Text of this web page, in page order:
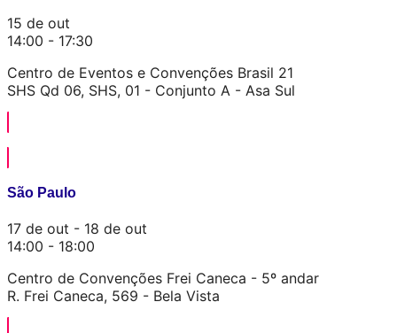
15 de out
14:00 - 17:30
Centro de Eventos e Convenções Brasil 21
SHS Qd 06, SHS, 01 - Conjunto A - Asa Sul
São Paulo
17 de out - 18 de out
14:00 - 18:00
Centro de Convenções Frei Caneca - 5º andar
R. Frei Caneca, 569 - Bela Vista